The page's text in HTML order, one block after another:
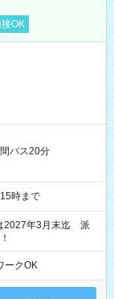
OK
バス20分
時まで
2027年3月末迄 派
ークOK